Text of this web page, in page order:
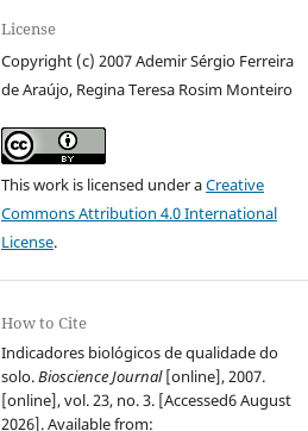
License
Copyright (c) 2007 Ademir Sérgio Ferreira
de Araújo, Regina Teresa Rosim Monteiro
This work is licensed under aCreative
Commons Attribution 4.0 International
License.
How to Cite
Indicadores biológicos de qualidade do
solo.Bioscience Journal[online], 2007.
[online], vol. 23, no. 3. [Accessed6 August
2026]. Available from: